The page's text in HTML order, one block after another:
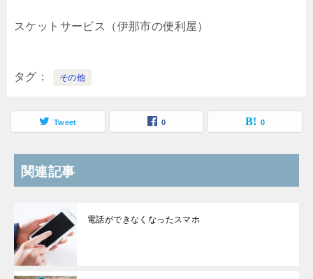
スケットサービス（伊那市の便利屋）
タグ その他
Tweet 0 0
関連記事
電話ができなくなったスマホ